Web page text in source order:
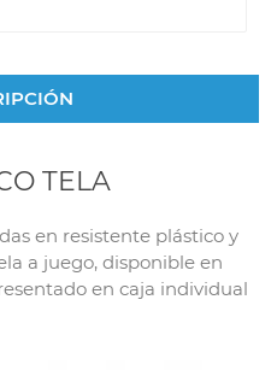
TELA
en resistente plástico y
a juego, disponible en
en caja individual